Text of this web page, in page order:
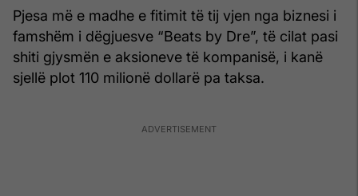
Pjesa më e madhe e fitimit të tij vjen nga biznesi i
famshëm i dëgjuesve “Beats by Dre”, të cilat pasi
shiti gjysmën e aksioneve të kompanisë, i kanë
sjellë plot 110 milionë dollarë pa taksa.